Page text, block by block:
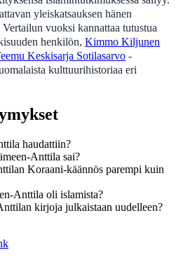
yleiskatsauksen hänen
vuoksi kannattaa tutustua
henkilön, Kimmo Kiljunen
Keskisarja Sotilasarvo -
kulttuurihistoriaa eri
haudattiin?
Anttila sai?
Koraani-käännös parempi kuin
Anttila oli islamista?
kirjoja julkaistaan uudelleen?